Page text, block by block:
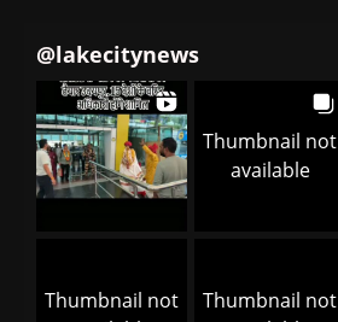
@lakecitynews
Thumbnail not
available
Thumbnail not
Thumbnail not